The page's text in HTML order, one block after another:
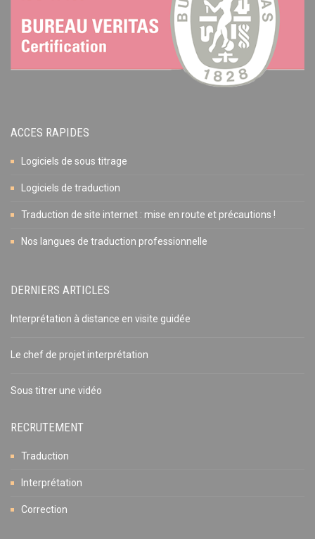
ACCES RAPIDES
Logiciels de sous titrage
Logiciels de traduction
Traduction de site internet : mise en route et précautions !
Nos langues de traduction professionnelle
DERNIERS ARTICLES
Interprétation à distance en visite guidée
Le chef de projet interprétation
Sous titrer une vidéo
RECRUTEMENT
Traduction
Interprétation
Correction